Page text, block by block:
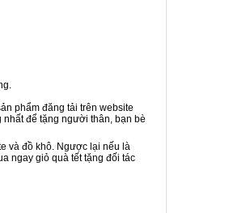
phẩm đăng tải trên website
để tặng người thân, bạn bè
và đồ khô. Ngược lại nếu là
ngay giỏ quà tết tặng đối tác